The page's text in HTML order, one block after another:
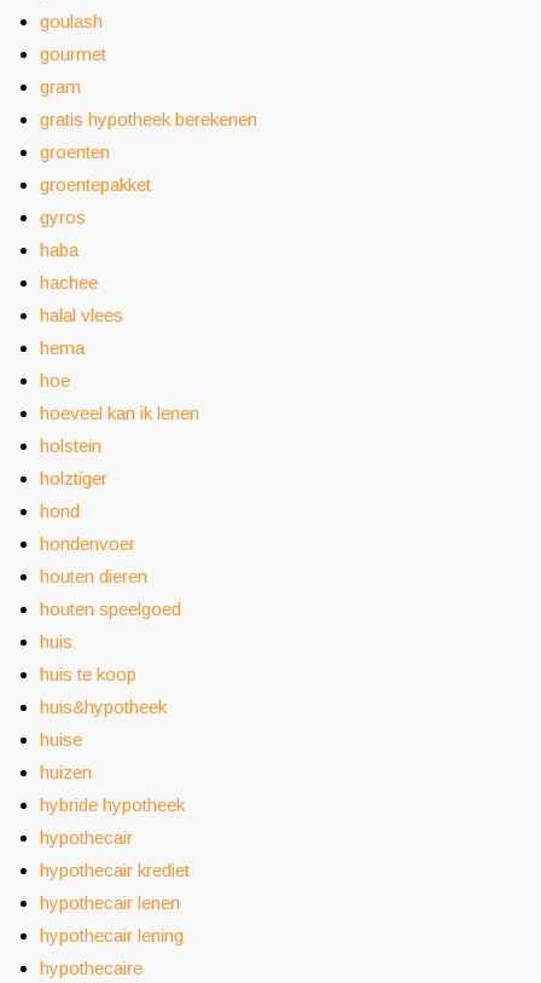
goulash
gourmet
gram
gratis hypotheek berekenen
groenten
groentepakket
gyros
haba
hachee
halal vlees
hema
hoe
hoeveel kan ik lenen
holstein
holztiger
hond
hondenvoer
houten dieren
houten speelgoed
huis
huis te koop
huis&hypotheek
huise
huizen
hybride hypotheek
hypothecair
hypothecair krediet
hypothecair lenen
hypothecair lening
hypothecaire